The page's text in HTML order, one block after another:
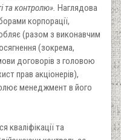
та контролю». Наглядова
корпорації,
(разом з виконавчим
(зокрема,
договорів з головою
прав акціонерів),
менеджмент в його
кваліфікації та